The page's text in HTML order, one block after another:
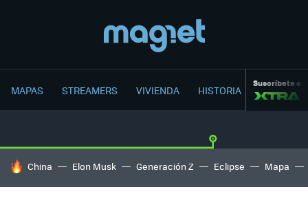
MAPAS STREAMERS VIVIENDA HISTORIA Suscríbete a
HOY SE HABLA DE
China Elon Musk Generación Z Eclipse Mapa